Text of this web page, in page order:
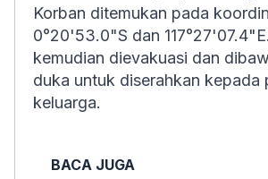
Korban ditemukan pada
0°20'53.0"S dan
kemudian dievakuasi dan
duka untuk diserahkan kepada
keluarga.
BACA JUGA